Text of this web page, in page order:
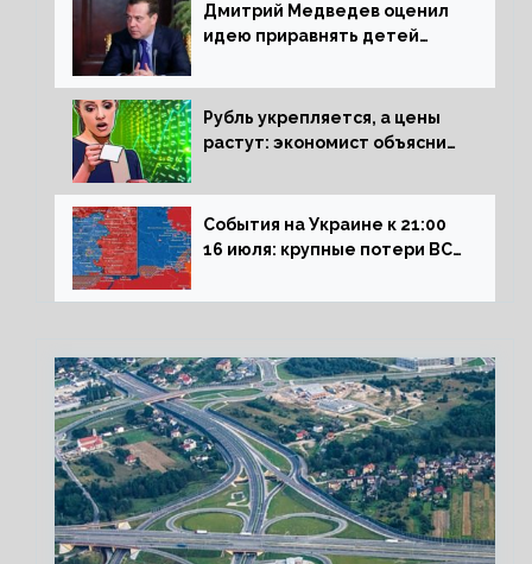
Дмитрий Медведев оценил
идею приравнять детей
Рубль укрепляется, а цены
растут: экономист объяснил
на рынок РФ
События на Украине к 21:00
16 июля: крупные потери ВСУ
обстреливает Донбасс из